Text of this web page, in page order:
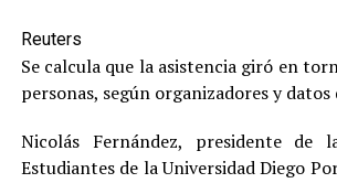
Reuters
Se calcula que la asistencia giró en
personas, según organizadores y
Nicolás Fernández, presidente de
Estudiantes de la Universidad Diego